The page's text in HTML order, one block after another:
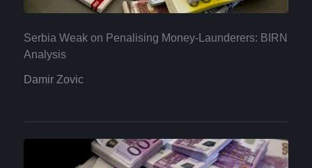
Serbia Weak on Penalising Money-Launderers: BIRN
Analysis
Damir Zovic